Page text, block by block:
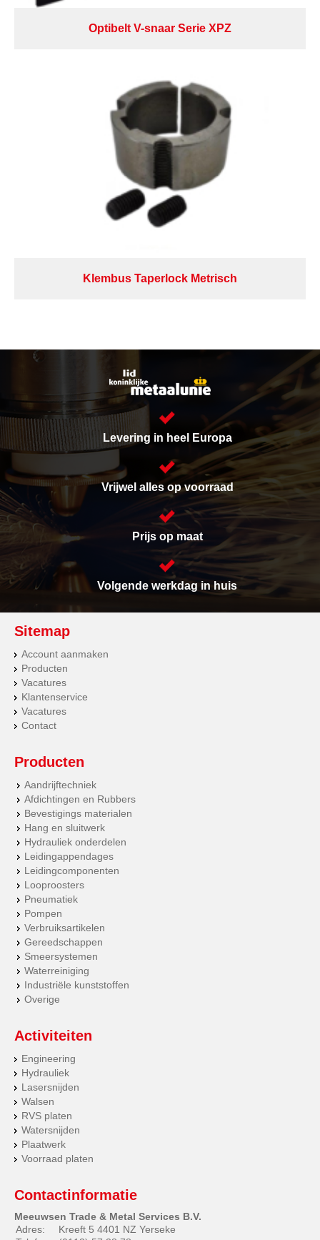
Optibelt V-snaar Serie XPZ
Klembus Taperlock Metrisch
Levering in heel Europa
Vrijwel alles op voorraad
Prijs op maat
Volgende werkdag in huis
Sitemap
Account aanmaken
Producten
Vacatures
Klantenservice
Vacatures
Contact
Producten
Aandrijftechniek
Afdichtingen en Rubbers
Bevestigings materialen
Hang en sluitwerk
Hydrauliek onderdelen
Leidingappendages
Leidingcomponenten
Looproosters
Pneumatiek
Pompen
Verbruiksartikelen
Gereedschappen
Smeersystemen
Waterreiniging
Industriële kunststoffen
Overige
Activiteiten
Engineering
Hydrauliek
Lasersnijden
Walsen
RVS platen
Watersnijden
Plaatwerk
Voorraad platen
Contactinformatie
Meeuwsen Trade & Metal Services B.V.
Adres:
Kreeft 5 4401 NZ Yerseke